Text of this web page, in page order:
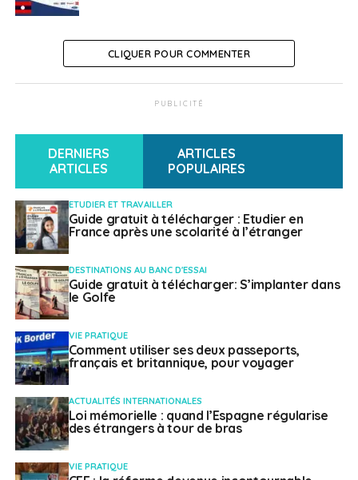
SUJETS ASSOCIÉS:
FORUM D'AFFAIRES
A SUIVRE
La Semaine française de Kinshasa aura lieu du 23
NE RATEZ PAS
Erasmus+: l’Agenda européen pour la formation
des adultes (AEFA) fête son 10e anniversaire
Weena Truscelli
CLIQUER POUR COMMENTER
PUBLICITÉ
DERNIERS
ARTICLES
ARTICLES
POPULAIRES
ETUDIER ET TRAVAILLER
Guide gratuit à télécharger : Etudier en
France après une scolarité à l’étranger
DESTINATIONS AU BANC D'ESSAI
Guide gratuit à télécharger: S’implanter dans
le Golfe
VIE PRATIQUE
Comment utiliser ses deux passeports,
français et britannique, pour voyager
ACTUALITÉS INTERNATIONALES
Loi mémorielle : quand l’Espagne régularise
des étrangers à tour de bras
VIE PRATIQUE